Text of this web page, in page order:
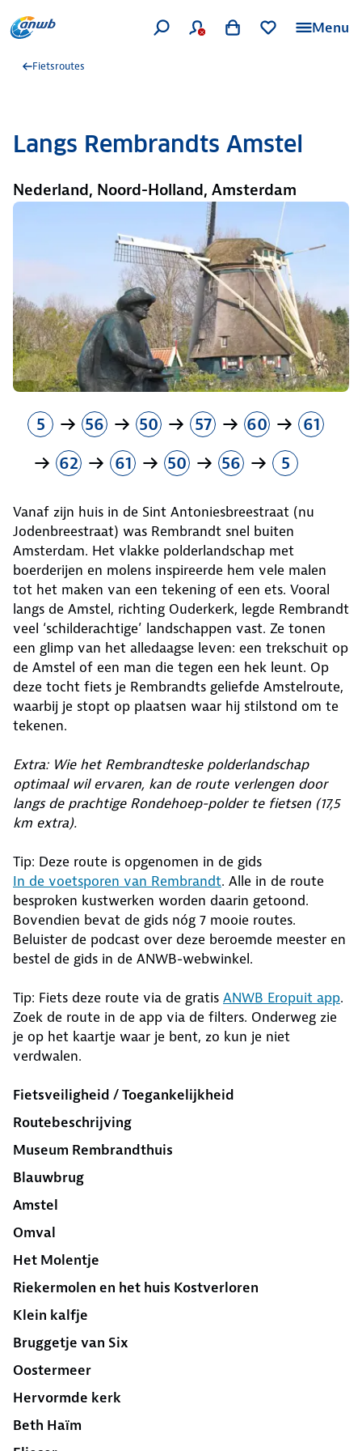
Menu
Fietsroutes
Langs Rembrandts Amstel
Nederland, Noord-Holland, Amsterdam
5 56 50 57 60
61
62
61 50 56 5
Vanaf zijn huis in de Sint Antoniesbreestraat (nu
Jodenbreestraat) was Rembrandt snel buiten
Amsterdam. Het vlakke polderlandschap met
boerderijen en molens inspireerde hem vele malen
tot het maken van een tekening of een ets. Vooral
langs de Amstel, richting Ouderkerk, legde Rembrandt
veel ‘schilderachtige’ landschappen vast. Ze tonen
een glimp van het alledaagse leven: een trekschuit op
de Amstel of een man die tegen een hek leunt. Op
deze tocht fiets je Rembrandts geliefde Amstelroute,
waarbij je stopt op plaatsen waar hij stilstond om te
tekenen.
Extra: Wie het Rembrandteske polderlandschap
optimaal wil ervaren, kan de route verlengen door
langs de prachtige Rondehoep-polder te fietsen (17,5
km extra).
Tip: Deze route is opgenomen in de gids
In de voetsporen van Rembrandt. Alle in de route
besproken kustwerken worden daarin getoond.
Bovendien bevat de gids nóg 7 mooie routes.
Beluister de podcast over deze beroemde meester en
bestel de gids in de ANWB-webwinkel.
Tip: Fiets deze route via de gratis ANWB Eropuit app.
Zoek de route in de app via de filters. Onderweg zie
je op het kaartje waar je bent, zo kun je niet
verdwalen.
Fietsveiligheid / Toegankelijkheid
Routebeschrijving
Museum Rembrandthuis
Blauwbrug
Amstel
Omval
Het Molentje
Riekermolen en het huis Kostverloren
Klein kalfje
Bruggetje van Six
Oostermeer
Hervormde kerk
Beth Haïm